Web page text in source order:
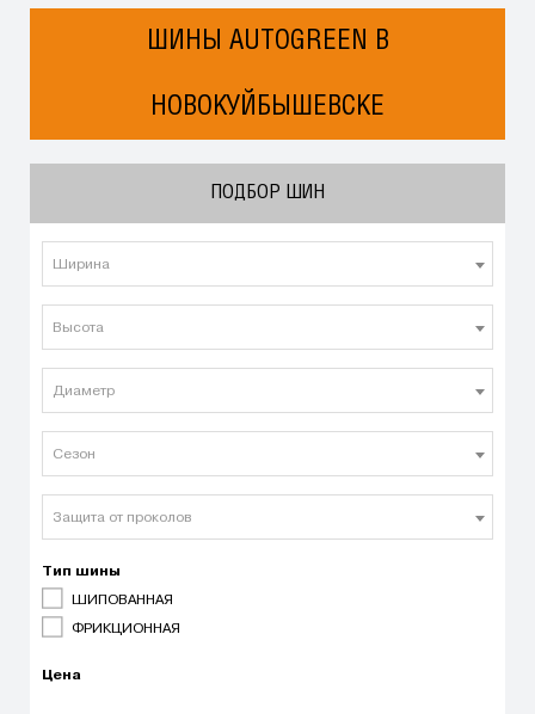
ШИНЫ AUTOGREEN В
НОВОКУЙБЫШЕВСКЕ
ПОДБОР ШИН
Ширина
Высота
Диаметр
Сезон
Защита от проколов
Тип шины
ШИПОВАННАЯ
ФРИКЦИОННАЯ
Цена